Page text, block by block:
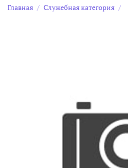
Главная Служебная категория